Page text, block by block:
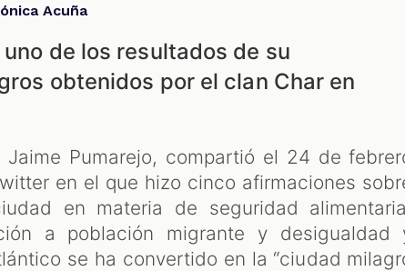
Acuña
de los resultados de su
obtenidos por el clan Char en
Jaime Pumarejo, compartió el 24 de
en el que hizo cinco afirmaciones
en materia de seguridad
a población migrante y desigualdad
se ha convertido en la “ciudad